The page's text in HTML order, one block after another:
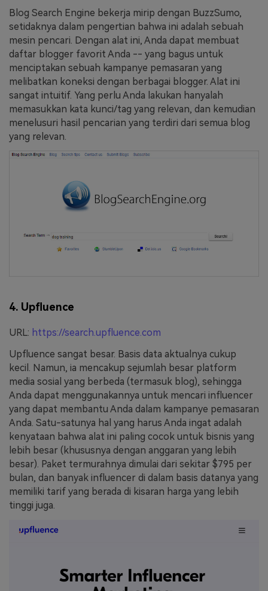
Blog Search Engine bekerja mirip dengan BuzzSumo,
setidaknya dalam pengertian bahwa ini adalah sebuah
mesin pencari. Dengan alat ini, Anda dapat membuat
daftar blogger favorit Anda -- yang bagus untuk
menciptakan sebuah kampanye pemasaran yang
melibatkan koneksi dengan berbagai blogger. Alat ini
sangat intuitif. Yang perlu Anda lakukan hanyalah
memasukkan kata kunci/tag yang relevan, dan kemudian
menelusuri hasil pencarian yang terdiri dari semua blog
yang relevan.
4. Upfluence
URL: https://search.upfluence.com
Upfluence sangat besar. Basis data aktualnya cukup
kecil. Namun, ia mencakup sejumlah besar platform
media sosial yang berbeda (termasuk blog), sehingga
Anda dapat menggunakannya untuk mencari influencer
yang dapat membantu Anda dalam kampanye pemasaran
Anda. Satu-satunya hal yang harus Anda ingat adalah
kenyataan bahwa alat ini paling cocok untuk bisnis yang
lebih besar (khususnya dengan anggaran yang lebih
besar). Paket termurahnya dimulai dari sekitar $795 per
bulan, dan banyak influencer di dalam basis datanya yang
memiliki tarif yang berada di kisaran harga yang lebih
tinggi juga.